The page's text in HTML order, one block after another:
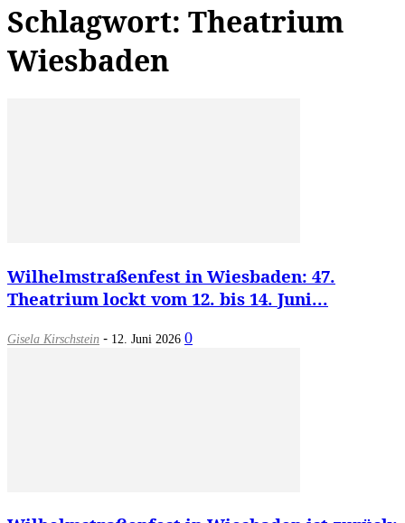
Schlagwort: Theatrium
Wiesbaden
Wilhelmstraßenfest in Wiesbaden: 47.
Theatrium lockt vom 12. bis 14. Juni...
Gisela Kirschstein - 12. Juni 2026 0